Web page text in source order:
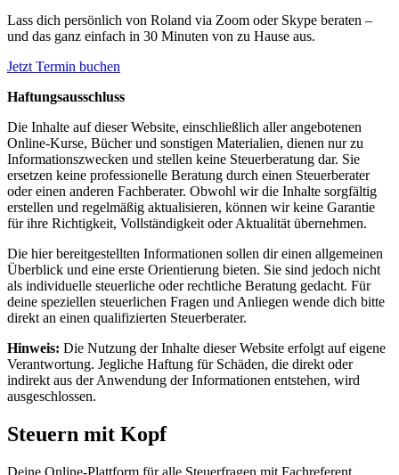
Lass dich persönlich von Roland via Zoom oder Skype beraten –
und das ganz einfach in 30 Minuten von zu Hause aus.
Jetzt Termin buchen
Haftungsausschluss
Die Inhalte auf dieser Website, einschließlich aller angebotenen
Online-Kurse, Bücher und sonstigen Materialien, dienen nur zu
Informationszwecken und stellen keine Steuerberatung dar. Sie
ersetzen keine professionelle Beratung durch einen Steuerberater
oder einen anderen Fachberater. Obwohl wir die Inhalte sorgfältig
erstellen und regelmäßig aktualisieren, können wir keine Garantie
für ihre Richtigkeit, Vollständigkeit oder Aktualität übernehmen.
Die hier bereitgestellten Informationen sollen dir einen allgemeinen
Überblick und eine erste Orientierung bieten. Sie sind jedoch nicht
als individuelle steuerliche oder rechtliche Beratung gedacht. Für
deine speziellen steuerlichen Fragen und Anliegen wende dich bitte
direkt an einen qualifizierten Steuerberater.
Hinweis: Die Nutzung der Inhalte dieser Website erfolgt auf eigene
Verantwortung. Jegliche Haftung für Schäden, die direkt oder
indirekt aus der Anwendung der Informationen entstehen, wird
ausgeschlossen.
Steuern mit Kopf
Deine Online-Plattform für alle Steuerfragen mit Fachreferent